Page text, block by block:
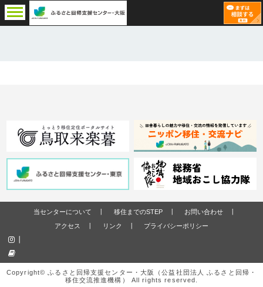
当センターについて 移住までのSTEP
お問い合わせ
アクセス
リンク プライバシーポリシー
Copyright© ふるさと回帰支援センター・大阪（公益社団法人 ふるさと回帰・
移住交流推進機構） All rights reserved.